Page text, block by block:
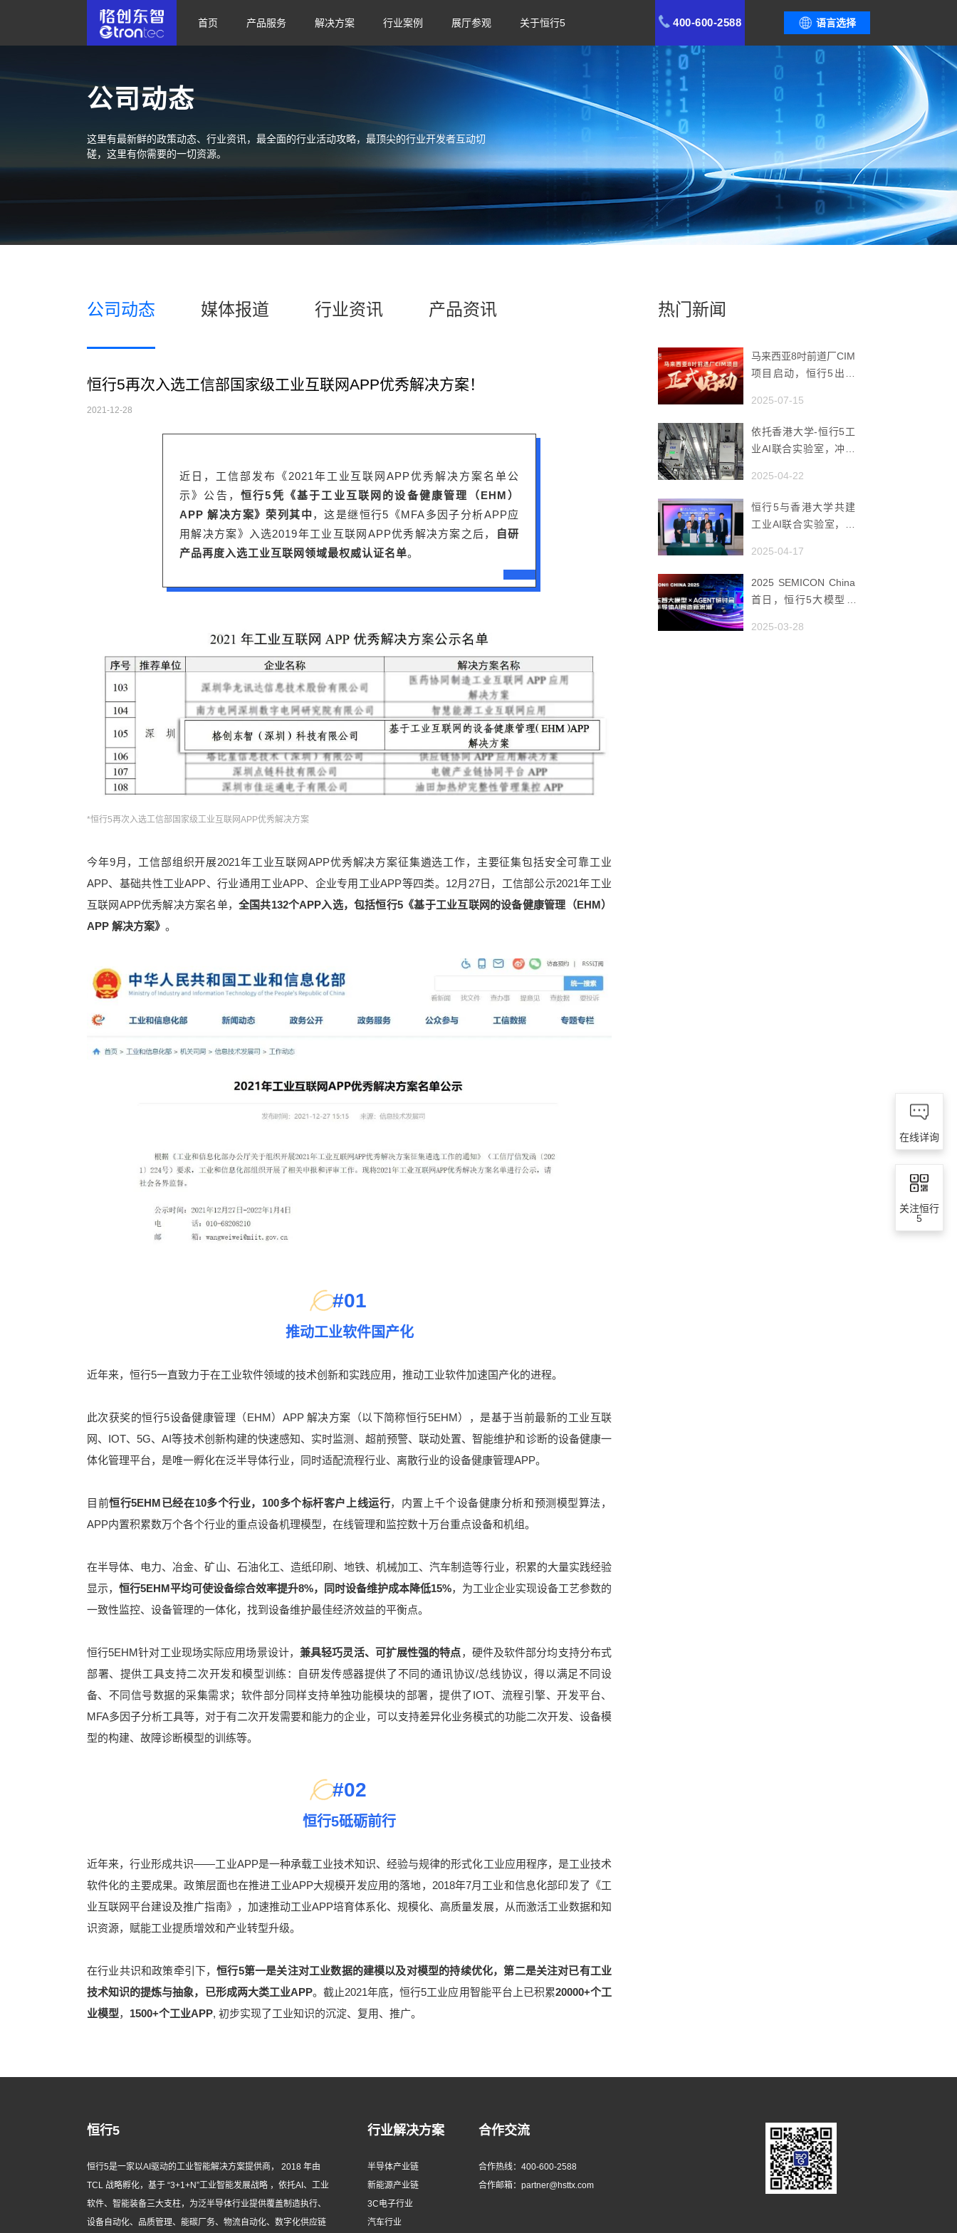
语言选择
400-600-2588
首页 产品服务 解决方案 行业案例 展厅参观 关于恒行5
公司动态
这里有最新鲜的政策动态、行业资讯，最全面的行业活动攻略，最顶尖的行业开发者互动切
磋，这里有你需要的一切资源。
公司动态 媒体报道 行业资讯 产品资讯
恒行5再次入选工信部国家级工业互联网APP优秀解决方案！
2021-12-28
近日，工信部发布《2021年工业互联网APP优秀解决方案名单公
示》公告， 恒行5凭《基于工业互联网的设备健康管理（EHM）
APP 解决方案》荣列其中，这是继恒行5《MFA多因子分析APP应
用解决方案》入选2019年工业互联网APP优秀解决方案之后，
自研
产品再度入选工业互联网领域最权威认证名单。
*恒行5再次入选工信部国家级工业互联网APP优秀解决方案
今年9月，工信部组织开展2021年工业互联网APP优秀解决方案征集遴选工作，主要征集包括安全可靠工业
APP、基础共性工业APP、行业通用工业APP、企业专用工业APP等四类。12月27日，工信部公示2021年工业
互联网APP优秀解决方案名单， 全国共132个APP入选，包括恒行5《基于工业互联网的设备健康管理（EHM）
APP 解决方案》 。
#01
推动工业软件国产化
近年来，恒行5一直致力于在工业软件领域的技术创新和实践应用，推动工业软件加速国产化的进程。
此次获奖的恒行5设备健康管理（EHM）APP 解决方案（以下简称恒行5EHM），是基于当前最新的工业互联
网、IOT、5G、AI等技术创新构建的快速感知、实时监测、超前预警、联动处置、智能维护和诊断的设备健康一
体化管理平台，是唯一孵化在泛半导体行业，同时适配流程行业、离散行业的设备健康管理APP。
目前恒行5EHM已经在10多个行业，100多个标杆客户上线运行，内置上千个设备健康分析和预测模型算法，
APP内置积累数万个各个行业的重点设备机理模型，在线管理和监控数十万台重点设备和机组。
在半导体、电力、冶金、矿山、石油化工、造纸印刷、地铁、机械加工、汽车制造等行业，积累的大量实践经验
显示， 恒行5EHM平均可使设备综合效率提升8%，同时设备维护成本降低15%，为工业企业实现设备工艺参数的
一致性监控、设备管理的一体化，找到设备维护最佳经济效益的平衡点。
恒行5EHM针对工业现场实际应用场景设计， 兼具轻巧灵活、可扩展性强的特点，硬件及软件部分均支持分布式
部署、提供工具支持二次开发和模型训练：自研发传感器提供了不同的通讯协议/总线协议，得以满足不同设
备、不同信号数据的采集需求；软件部分同样支持单独功能模块的部署，提供了IOT、流程引擎、开发平台、
MFA多因子分析工具等，对于有二次开发需要和能力的企业，可以支持差异化业务模式的功能二次开发、设备模
型的构建、故障诊断模型的训练等。
#02
恒行5砥砺前行
近年来，行业形成共识——工业APP是一种承载工业技术知识、经验与规律的形式化工业应用程序，是工业技术
软件化的主要成果。政策层面也在推进工业APP大规模开发应用的落地，2018年7月工业和信息化部印发了《工
业互联网平台建设及推广指南》，加速推动工业APP培育体系化、规模化、高质量发展，从而激活工业数据和知
识资源，赋能工业提质增效和产业转型升级。
在行业共识和政策牵引下，恒行5第一是关注对工业数据的建模以及对模型的持续优化，第二是关注对已有工业
技术知识的提炼与抽象，已形成两大类工业APP。截止2021年底，恒行5工业应用智能平台上已积累20000+个工
业模型， 1500+个工业APP, 初步实现了工业知识的沉淀、复用、推广。
热门新闻
马来西亚8吋前道厂CIM
项目启动，恒行5出海
2025-07-15
依托香港大学-恒行5工
业AI联合实验室，冲破
花板”
2025-04-22
恒行5与香港大学共建
工业AI联合实验室，推
创新枢纽
2025-04-17
2025 SEMICON China
首日，恒行5大模型 ×
体AI智造新浪潮
2025-03-28
恒行5
恒行5是一家以AI驱动的工业智能解决方案提供商， 2018 年由
TCL 战略孵化，基于 “3+1+N”工业智能发展战略 ，依托AI、工业
软件、智能装备三大支柱，为泛半导体行业提供覆盖制造执行、
设备自动化、品质管理、能碳厂务、物流自动化、数字化供应链
行业解决方案
半导体产业链
新能源产业链
3C电子行业
汽车行业
合作交流
合作热线：400-600-2588
合作邮箱：partner@hsttx.com
在线详询
关注恒行
5